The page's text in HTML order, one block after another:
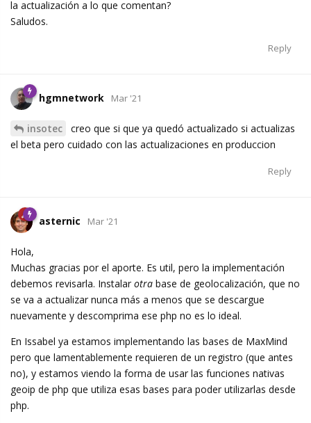
la actualización a lo que comentan?
Saludos.
Reply
hgmnetwork Mar '21
insotec
creo que si que ya quedó actualizado si actualizas
el beta pero cuidado con las actualizaciones en produccion
Reply
asternic Mar '21
Hola,
Muchas gracias por el aporte. Es util, pero la implementación
debemos revisarla. Instalar otra base de geolocalización, que no
se va a actualizar nunca más a menos que se descargue
nuevamente y descomprima ese php no es lo ideal.
En Issabel ya estamos implementando las bases de MaxMind
pero que lamentablemente requieren de un registro (que antes
no), y estamos viendo la forma de usar las funciones nativas
geoip de php que utiliza esas bases para poder utilizarlas desde
php.